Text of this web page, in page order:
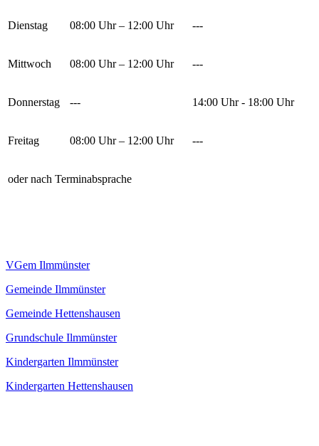
Dienstag 08:00 Uhr – 12:00 Uhr ---
Mittwoch 08:00 Uhr – 12:00 Uhr ---
Donnerstag --- 14:00 Uhr - 18:00 Uhr
Freitag 08:00 Uhr – 12:00 Uhr ---
oder nach Terminabsprache
VGem Ilmmünster
Gemeinde Ilmmünster
Gemeinde Hettenshausen
Grundschule Ilmmünster
Kindergarten Ilmmünster
Kindergarten Hettenshausen